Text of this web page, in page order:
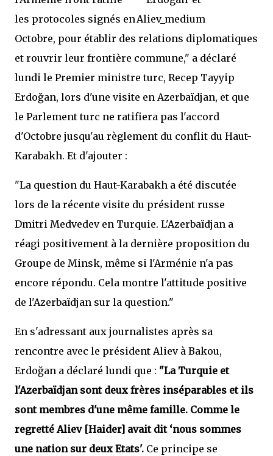
les protocoles signés en
Octobre, pour établir des relations diplomatiques
et rouvrir leur frontière commune," a déclaré
lundi le Premier ministre turc, Recep Tayyip
Erdoğan, lors d'une visite en Azerbaïdjan, et que
le Parlement turc ne ratifiera pas l'accord
d'Octobre jusqu'au règlement du conflit du Haut-
Karabakh. Et d'ajouter :
"La question du Haut-Karabakh a été discutée
lors de la récente visite du président russe
Dmitri Medvedev en Turquie. L'Azerbaïdjan a
réagi positivement à la dernière proposition du
Groupe de Minsk, même si l'Arménie n'a pas
encore répondu. Cela montre l'attitude positive
de l'Azerbaïdjan sur la question."
En s'adressant aux journalistes après sa
rencontre avec le président Aliev à Bakou,
Erdoğan a déclaré lundi que : "La Turquie et
l'Azerbaïdjan sont deux frères inséparables et ils
sont membres d'une même famille. Comme le
regretté Aliev [Haider] avait dit ‘nous sommes
une nation sur deux Etats'. Ce principe se